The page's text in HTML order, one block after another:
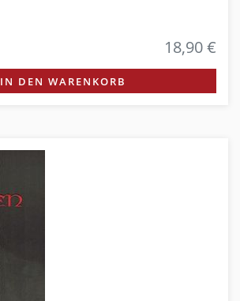
18,90 €
IN DEN WARENKORB